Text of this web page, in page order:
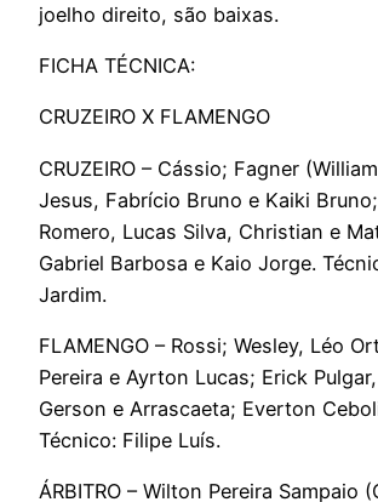
joelho direito, são baixas.
FICHA TÉCNICA:
CRUZEIRO X FLAMENGO
CRUZEIRO – Cássio; Fagner
Jesus, Fabrício Bruno e Kaiki
Romero, Lucas Silva, Christian e
Gabriel Barbosa e Kaio Jorge.
Jardim.
FLAMENGO – Rossi; Wesley, Léo
Pereira e Ayrton Lucas; Erick
Gerson e Arrascaeta; Everton
Técnico: Filipe Luís.
ÁRBITRO – Wilton Pereira Sampaio